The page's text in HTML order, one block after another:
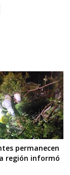
permanecen
región informó